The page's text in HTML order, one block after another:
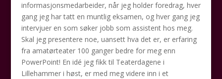
informasjonsmedarbeider, når jeg holder foredrag, hver
gang jeg har tatt en muntlig eksamen, og hver gang jeg
intervjuer en som søker jobb som assistent hos meg.
Skal jeg presentere noe, uansett hva det er, er erfaring
fra amatørteater 100 ganger bedre for meg enn
PowerPoint! En idé jeg fikk til Teaterdagene i
Lillehammer i høst, er med meg videre inn i et